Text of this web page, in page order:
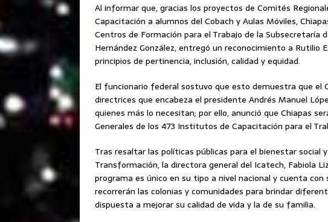
Al informar que, gracias los proyectos de Comités
Capacitación a alumnos del Cobach y Aulas Móviles,
Centros de Formación para el Trabajo de la Subsecretaría
Hernández González, entregó un reconocimiento a Rutilio
principios de pertinencia, inclusión, calidad y equidad.
El funcionario federal sostuvo que esto demuestra que el
directrices que encabeza el presidente Andrés Manuel
quienes más lo necesitan; por ello, anunció que Chiapas
Generales de los 473 Institutos de Capacitación para el
Tras resaltar las políticas públicas para el bienestar social
Transformación, la directora general del Icatech, Fabiola
programa es único en su tipo a nivel nacional y cuenta
recorrerán las colonias y comunidades para brindar
dispuesta a mejorar su calidad de vida y la de su familia.